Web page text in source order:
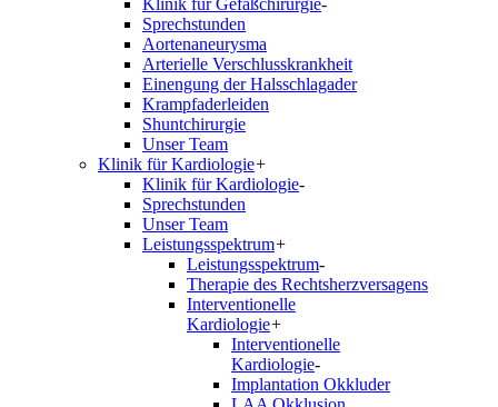
Klinik für Gefäßchirurgie-
Sprechstunden
Aortenaneurysma
Arterielle Verschlusskrankheit
Einengung der Halsschlagader
Krampfaderleiden
Shuntchirurgie
Unser Team
Klinik für Kardiologie+
Klinik für Kardiologie-
Sprechstunden
Unser Team
Leistungsspektrum+
Leistungsspektrum-
Therapie des Rechtsherzversagens
Interventionelle
Kardiologie+
Interventionelle
Kardiologie-
Implantation Okkluder